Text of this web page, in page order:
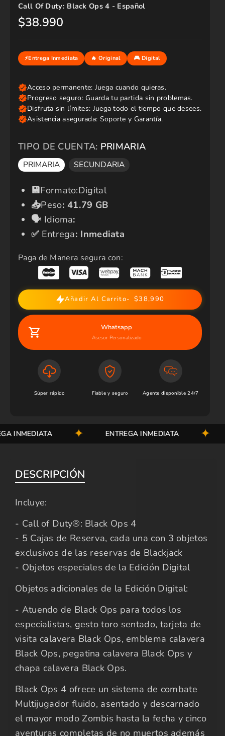
Call Of Duty: Black Ops 4 - Español
P
r
c
i
r
e
g
u
l
r
$38.990
TIPO DE CUENTA: PRIMARIA
PRIMARIA SECUNDARIA
​💾​Formato:Digital
📥Peso:41.79 GB
🗣️​ Idioma:
✅​ Entrega: Inmediata
Paga de Manera segura con:
Añadir Al Carrito $38,990
Whatsapp
Asesor Personalizado
Súper rápido Fiable y seguro Agente disponible 24/7
INMEDIATA ENTREGA INMEDIATA
DESCRIPCIÓN
Incluye:
- Call of Duty®: Black Ops 4
- 5 Cajas de Reserva, cada una con 3 objetos
exclusivos de las reservas de Blackjack
- Objetos especiales de la Edición Digital
Objetos adicionales de la Edición Digital:
- Atuendo de Black Ops para todos los
especialistas, gesto toro sentado, tarjeta de
visita calavera Black Ops, emblema calavera
Black Ops, pegatina calavera Black Ops y
chapa calavera Black Ops.
Black Ops 4 ofrece un sistema de combate
Multijugador fluido, asentado y descarnado
el mayor modo Zombis hasta la fecha y cinco
aventuras completas de no muertos además